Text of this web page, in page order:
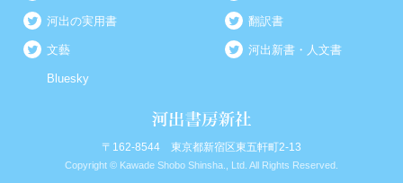
河出の実用書 翻訳書
文藝 河出新書・人文書
Bluesky
〒162-8544 東京都新宿区東五軒町2-13
Copyright © Kawade Shobo Shinsha., Ltd. All Rights Reserved.